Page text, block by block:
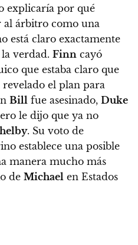
explicaría por qué
al árbitro como una
está claro exactamente
verdad. Finn cayó
que estaba claro que
el plan para
Bill fue asesinado, Duke
le dijo que ya no
. Su voto de
establece una posible
manera mucho más
de Michael en Estados